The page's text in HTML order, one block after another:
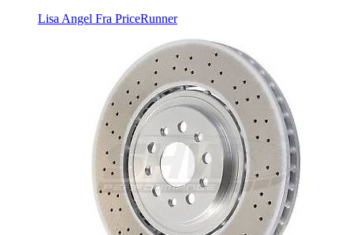
Lisa Angel Fra PriceRunner